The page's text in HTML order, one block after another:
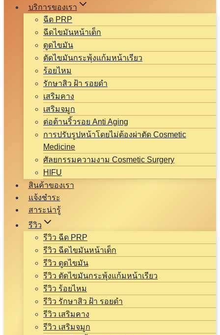
บริการของเรา
ฉีด PRP
ฉีดไขมันหน้าเด็ก
ดูดไขมัน
ตัดไขมันกระพุ้งแก้มหน้าเรียว
ร้อยไหม
รักษาสิว ฝ้า รอยดำ
เสริมคาง
เสริมจมูก
ต่อต้านริ้วรอย Anti Aging
การปรับรูปหน้าโดยไม่ต้องผ่าตัด Cosmetic
Medicine
ศัลยกรรมความงาม Cosmetic Surgery
HIFU
สินค้าของเรา
แจ้งชำระ
สาระน่ารู้
รีวิว
รีวิว ฉีด PRP
รีวิว ฉีดไขมันหน้าเด็ก
รีวิว ดูดไขมัน
รีวิว ตัดไขมันกระพุ้งแก้มหน้าเรียว
รีวิว ร้อยไหม
รีวิว รักษาสิว ฝ้า รอยดำ
รีวิว เสริมคาง
รีวิว เสริมจมูก